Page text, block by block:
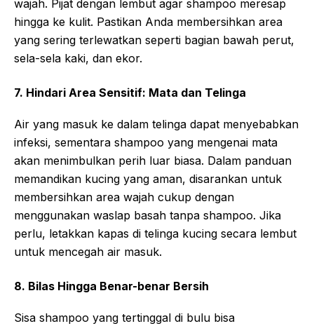
wajah. Pijat dengan lembut agar shampoo meresap
hingga ke kulit. Pastikan Anda membersihkan area
yang sering terlewatkan seperti bagian bawah perut,
sela-sela kaki, dan ekor.
7. Hindari Area Sensitif: Mata dan Telinga
Air yang masuk ke dalam telinga dapat menyebabkan
infeksi, sementara shampoo yang mengenai mata
akan menimbulkan perih luar biasa. Dalam panduan
memandikan kucing yang aman, disarankan untuk
membersihkan area wajah cukup dengan
menggunakan waslap basah tanpa shampoo. Jika
perlu, letakkan kapas di telinga kucing secara lembut
untuk mencegah air masuk.
8. Bilas Hingga Benar-benar Bersih
Sisa shampoo yang tertinggal di bulu bisa